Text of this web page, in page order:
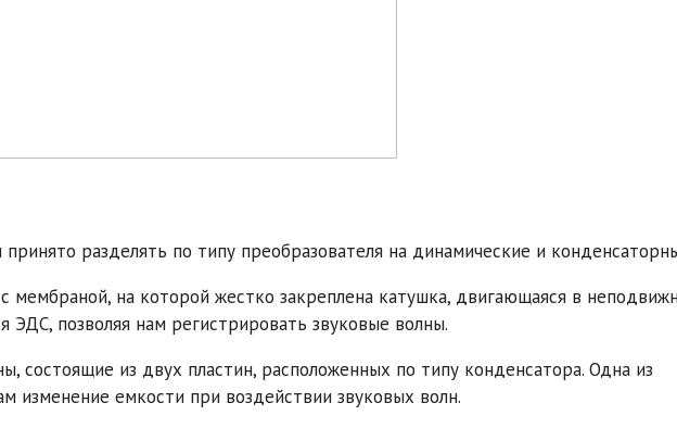
разделять по типу преобразователя на динамические и
мембраной, на которой жестко закреплена катушка, двигающаяся в
ЭДС, позволяя нам регистрировать звуковые волны.
состоящие из двух пластин, расположенных по типу конденсатора. Одна из
изменение емкости при воздействии звуковых волн.